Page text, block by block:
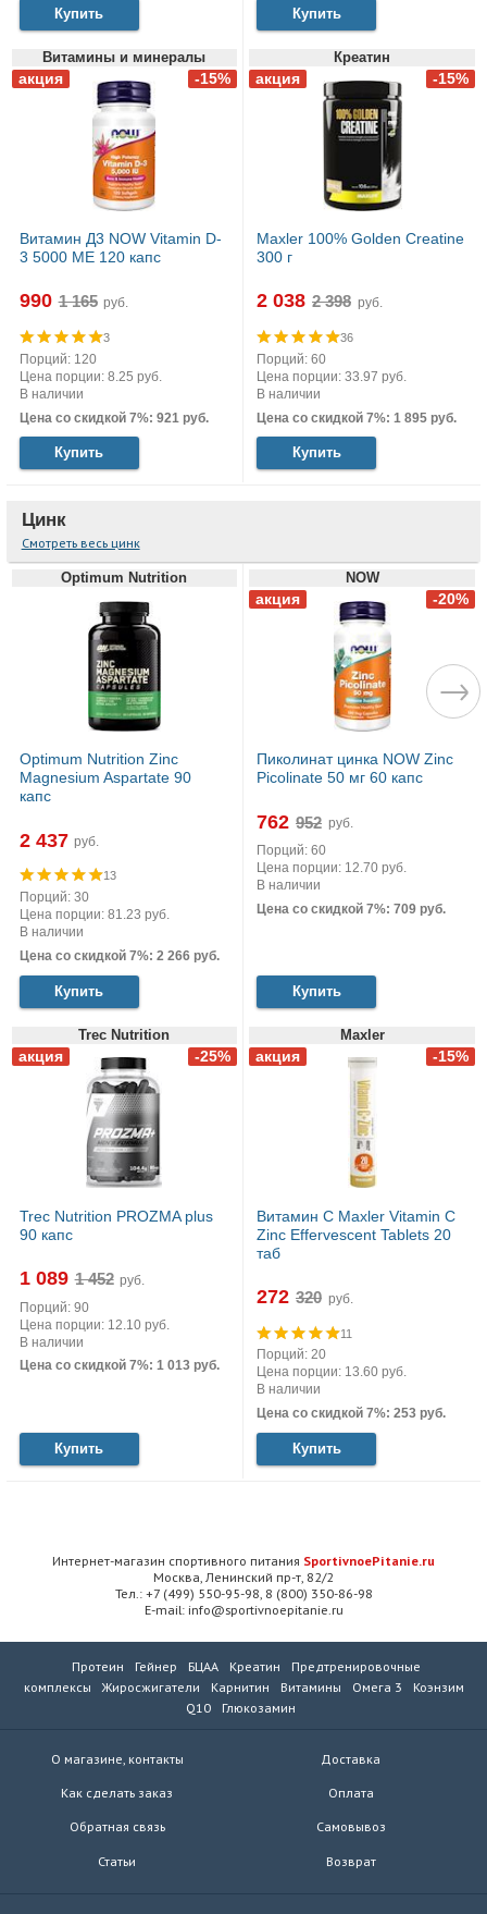
Купить Купить
Витамины и минералы
Витамин Д3 NOW Vitamin D-
3 5000 МЕ 120 капс
990 руб.
3
Порций: 120
Цена порции: 8.25 руб.
В наличии
Цена со скидкой 7%: 921 руб.
Купить
Креатин
Maxler 100% Golden Creatine
300 г
2 038 руб.
36
Порций: 60
Цена порции: 33.97 руб.
В наличии
Цена со скидкой 7%: 1 895 руб.
Купить
Цинк
Смотреть весь цинк
Optimum Nutrition
Optimum Nutrition Zinc
Magnesium Aspartate 90
капс
2 437 руб.
13
Порций: 30
Цена порции: 81.23 руб.
В наличии
Цена со скидкой 7%: 2 266 руб.
Купить
NOW
Пиколинат цинка NOW Zinc
Picolinate 50 мг 60 капс
762
руб.
Порций: 60
Цена порции: 12.70 руб.
В наличии
Цена со скидкой 7%: 709 руб.
Купить
Trec Nutrition
Trec Nutrition PROZMA plus
90 капс
1 089
руб.
Порций: 90
Цена порции: 12.10 руб.
В наличии
Цена со скидкой 7%: 1 013 руб.
Купить
Maxler
Витамин С Maxler Vitamin C
Zinc Effervescent Tablets 20
таб
272 руб.
11
Порций: 20
Цена порции: 13.60 руб.
В наличии
Цена со скидкой 7%: 253 руб.
Купить
Интернет-магазин спортивного питания SportivnoePitanie.ru
Москва, Ленинский пр-т, 82/2
Тел.: +7 (499) 550-95-98, 8 (800) 350-86-98
E-mail: info@sportivnoepitanie.ru
Протеин Гейнер БЦАА Креатин
Предтренировочные
комплексы
Жиросжигатели Карнитин Витамины Омега 3
Коэнзим
Q10
Глюкозамин
О магазине, контакты
Как сделать заказ
Обратная связь
Статьи
Доставка
Оплата
Самовывоз
Возврат